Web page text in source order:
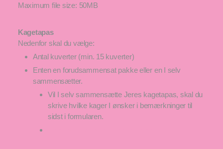
Maximum file size: 50MB
Kagetapas
Nedenfor skal du vælge:
Antal kuverter (min. 15 kuverter)
Enten en forudsammensat pakke eller en I selv
sammensætter.
Vil I selv sammensætte Jeres kagetapas, skal du
skrive hvilke kager I ønsker i bemærkninger til
sidst i formularen.